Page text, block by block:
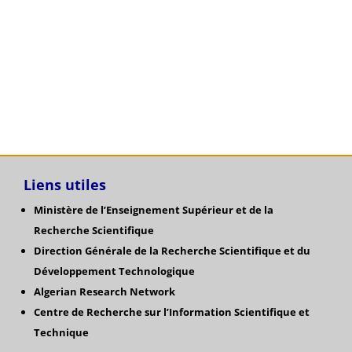
Liens utiles
Ministère de l’Enseignement Supérieur et de la
Recherche Scientifique
Direction Générale de la Recherche Scientifiqueet du
Développement Technologique
Algerian Research Network
Centre de Recherche sur l’Information Scientifique et
Technique